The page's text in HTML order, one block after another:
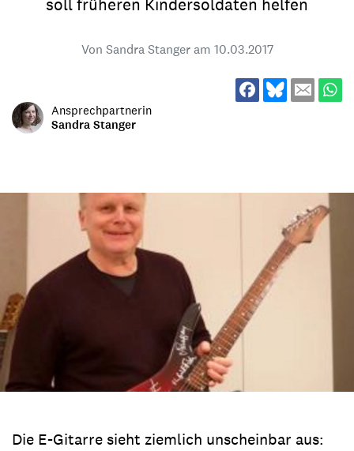
soll früheren Kindersoldaten helfen
Von Sandra Stanger am 10.03.2017
Ansprechpartnerin
Sandra Stanger
Die E-Gitarre sieht ziemlich unscheinbar aus: